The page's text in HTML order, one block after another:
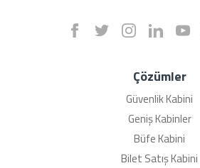
Çözümler
Güvenlik Kabini
Geniş Kabinler
Büfe Kabini
Bilet Satış Kabini